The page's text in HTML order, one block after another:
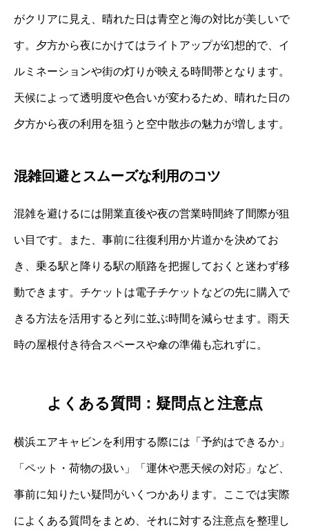
がクリアに見え、晴れた日は青空と海の対比が美しいで
す。夕方から夜にかけてはライトアップが幻想的で、イ
ルミネーションや街の灯りが映える時間帯となります。
天候によって透明度や色合いが変わるため、晴れた日の
夕方から夜の利用を狙うと空中散歩の魅力が増します。
混雑回避とスムーズな利用のコツ
混雑を避けるには開業直後や夜の営業時間終了間際が狙
い目です。また、事前に往復利用か片道かを決めてお
き、乗る駅と降りる駅の順路を把握しておくと迷わず移
動できます。チケットは電子チケットなどの先に購入で
きる方法を活用すると列に並ぶ時間を減らせます。雨天
時の屋根付き待合スペースや傘の準備も忘れずに。
よくある質問：疑問点と注意点
横浜エアキャビンを利用する際には「予約はできるか」
「ペット・荷物の扱い」「運休や悪天候の対応」など、
事前に知りたい疑問がいくつかあります。ここでは実際
によくある質問をまとめ、それに対する注意点を整理し